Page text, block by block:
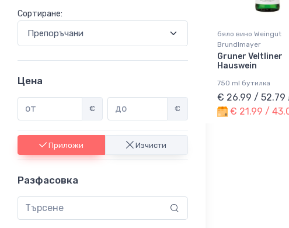
Сортиране:
Цена
€ €
Приложи Изчисти
Разфасовка
бяло вино Weingut
Brundlmayer
Gruner Veltliner
Hauswein
750 ml бутилка
€ 26.99 / 52.79
€ 21.99 /